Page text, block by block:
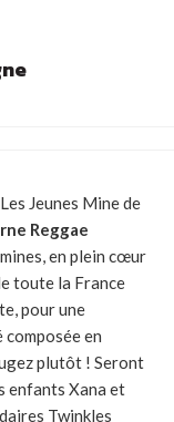
Jeunes Mine de
Reggae
en plein cœur
toute la France
pour une
en
plutôt ! Seront
enfants Xana et
Twinkles